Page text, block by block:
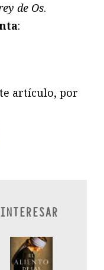
de Os.
:
artículo, por